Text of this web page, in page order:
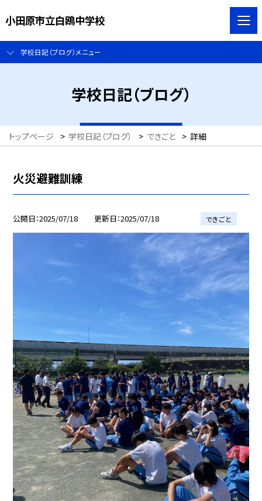
小田原市立白鴎中学校
学校日記（ブログ）メニュー
学校日記（ブログ）
トップページ > 学校日記（ブログ） > できごと > 詳細
火災避難訓練
公開日 2025/07/18 更新日 2025/07/18 できごと